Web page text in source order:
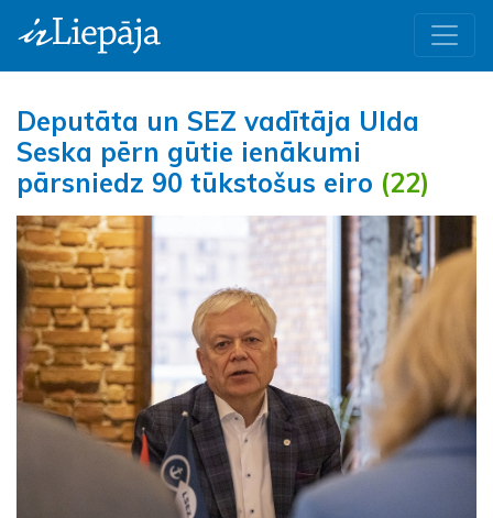
Deputāta un SEZ vadītāja Ulda
Seska pērn gūtie ienākumi
pārsniedz 90 tūkstošus eiro (22)